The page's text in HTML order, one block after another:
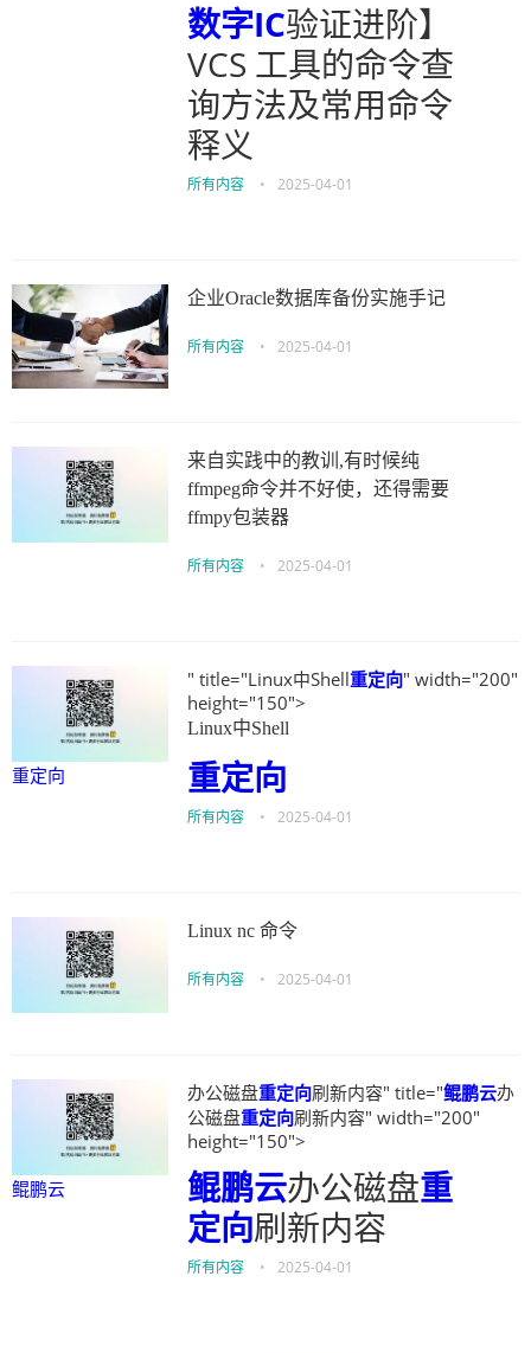
数字IC验证进阶】
VCS 工具的命令查
询方法及常用命令
释义
所有内容 • 2025-04-01
企业Oracle数据库备份实施手记
所有内容 • 2025-04-01
来自实践中的教训,有时候纯
ffmpeg命令并不好使，还得需要
ffmpy包装器
所有内容 • 2025-04-01
重定向
" title="Linux中Shell重定向" width="200"
height="150">
Linux中Shell
重定向
所有内容 • 2025-04-01
Linux nc 命令
所有内容 • 2025-04-01
鲲鹏云
办公磁盘重定向刷新内容" title="鲲鹏云办
公磁盘重定向刷新内容" width="200"
height="150">
鲲鹏云办公磁盘重
定向刷新内容
所有内容 • 2025-04-01